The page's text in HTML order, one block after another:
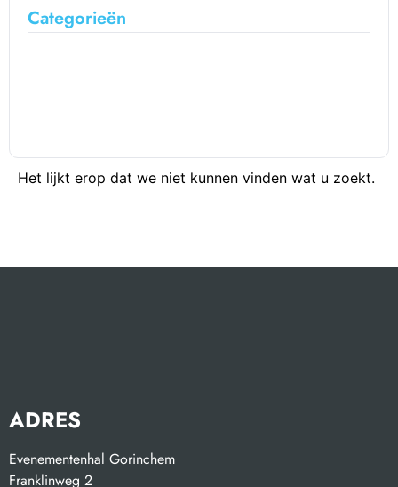
Categorieën
Het lijkt erop dat we niet kunnen vinden wat u zoekt.
ADRES
Evenementenhal Gorinchem
Franklinweg 2